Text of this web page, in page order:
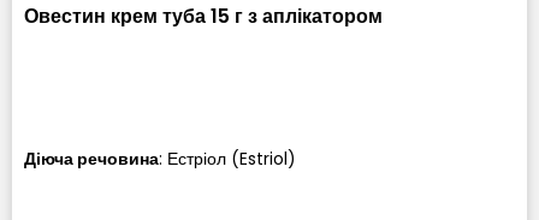
Овестин крем туба 15 г з аплікатором
Діюча речовина: Естріол (Estriol)